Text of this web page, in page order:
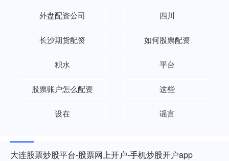
外盘配资公司 四川
长沙期货配资 如何股票配资
积水 平台
股票账户怎么配资 这些
设在 谣言
大连股票炒股平台-股票网上开户-手机炒股开户app